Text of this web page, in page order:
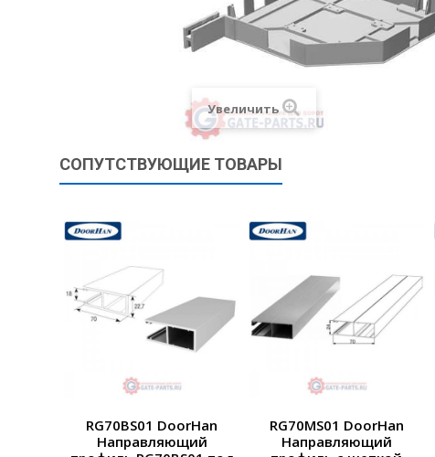
Увеличить
СОПУТСТВУЮЩИЕ ТОВАРЫ
RG70BS01 DoorHan
Направляющий
RG70MS01 DoorHan
Направляющий